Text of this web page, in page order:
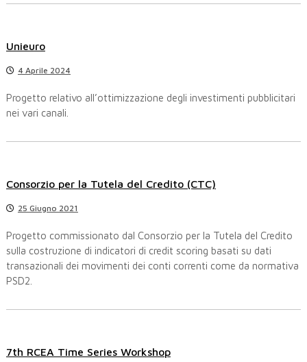
r
t
i
c
l
i
Unieuro
4 Aprile 2024
Progetto relativo all’ottimizzazione degli investimenti pubblicitari
nei vari canali.
Consorzio per la Tutela del Credito (CTC)
25 Giugno 2021
Progetto commissionato dal Consorzio per la Tutela del Credito
sulla costruzione di indicatori di credit scoring basati su dati
transazionali dei movimenti dei conti correnti come da normativa
PSD2.
7th RCEA Time Series Workshop